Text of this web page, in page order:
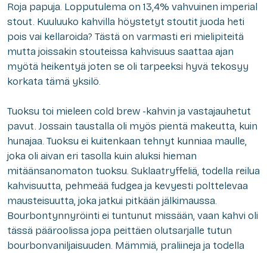
Roja papuja. Lopputulema on 13,4% vahvuinen imperial
stout. Kuuluuko kahvilla höystetyt stoutit juoda heti
pois vai kellaroida? Tästä on varmasti eri mielipiteitä
mutta joissakin stouteissa kahvisuus saattaa ajan
myötä heikentyä joten se oli tarpeeksi hyvä tekosyy
korkata tämä yksilö.
Tuoksu toi mieleen cold brew -kahvin ja vastajauhetut
pavut. Jossain taustalla oli myös pientä makeutta, kuin
hunajaa. Tuoksu ei kuitenkaan tehnyt kunniaa maulle,
joka oli aivan eri tasolla kuin aluksi hieman
mitäänsanomaton tuoksu. Suklaatryffeliä, todella reilua
kahvisuutta, pehmeää fudgea ja kevyesti polttelevaa
mausteisuutta, joka jatkui pitkään jälkimaussa.
Bourbontynnyröinti ei tuntunut missään, vaan kahvi oli
tässä pääroolissa jopa peittäen olutsarjalle tutun
bourbonvaniljaisuuden. Mämmiä, praliineja ja todella